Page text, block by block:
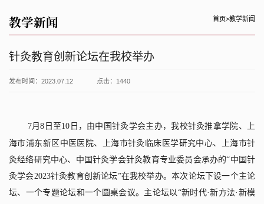
教学新闻 首页>教学新闻
针灸教育创新论坛在我校举办
发布时间：2023.07.12 点击： 1440
7月8 日 至10 日，由中国针灸学会主办，我校针灸推拿学院、上
海市浦东新区中医医院、上海市针灸临床医学研究中心、上海市针
灸经络研究中心、中国针灸学会针灸教育专业委员会承办的“中国针
灸学会2023针灸教育创新论坛”在我校举办。本次论坛下设一个主论
坛、一个专题论坛和一个圆桌会议。主论坛以“新时代·新方法· 新模